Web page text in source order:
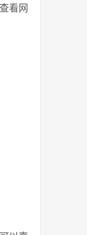
看网